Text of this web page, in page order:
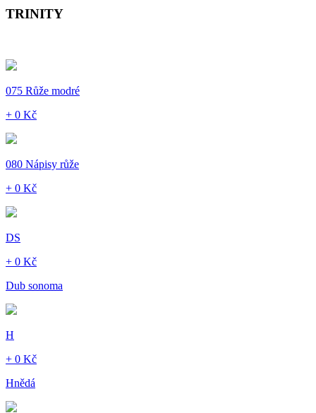
TRINITY
075 Růže modré
+ 0 Kč
080 Nápisy růže
+ 0 Kč
DS
+ 0 Kč
Dub sonoma
H
+ 0 Kč
Hnědá